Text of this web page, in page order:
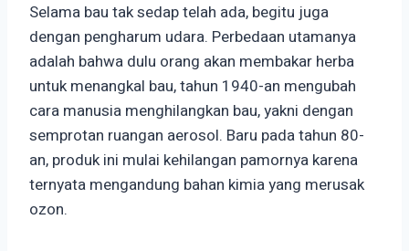
Selama bau tak sedap telah ada, begitu juga
dengan pengharum udara. Perbedaan utamanya
adalah bahwa dulu orang akan membakar herba
untuk menangkal bau, tahun 1940-an mengubah
cara manusia menghilangkan bau, yakni dengan
semprotan ruangan aerosol. Baru pada tahun 80-
an, produk ini mulai kehilangan pamornya karena
ternyata mengandung bahan kimia yang merusak
ozon.